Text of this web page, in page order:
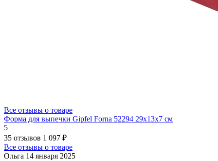
Все отзывы о товаре
Форма для выпечки Gipfel Forna 52294 29x13x7 см
5
35 отзывов 1 097 ₽
Все отзывы о товаре
Ольга 14 января 2025